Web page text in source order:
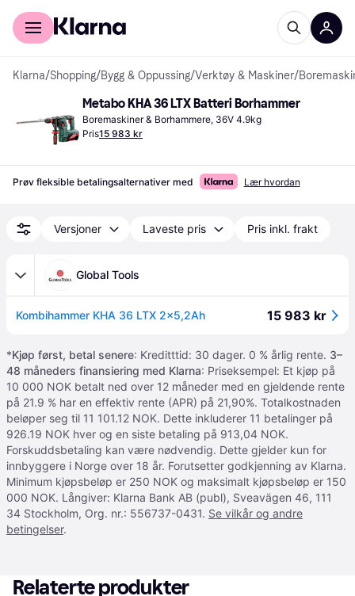
For kunder
Klarna/Shopping/Bygg & Oppussing/Verktøy & Maskiner/
Metabo KHA 36 LTX Batteri Borhammer
Boremaskiner & Borhammere, 36V 4.9kg
Pris15 983 kr
Prøv fleksible betalingsalternativer med Lær hvordan
Versjoner Laveste pris Pris inkl. frakt
Global Tools
Kombihammer KHA 36 LTX 2×5,2Ah 15 983 kr
*Kjøp først, betal senere: Kreditttid: 30 dager. 0 % årlig rente. 3–
48 måneders finansiering med Klarna: Priseksempel: Et kjøp på
10 000 NOK betalt ned over 12 måneder med en gjeldende rente
på 21.9 % har en effektiv rente (APR) på 21,90%. Totalkostnaden
beløper seg til 11 101.12 NOK. Dette inkluderer 11 betalinger på
926.19 NOK hver og en siste betaling på 913,04 NOK.
Forskuddsbetaling kan være nødvendig. Dette gjelder kun for
innbyggere i Norge over 18 år. Forutsetter godkjenning av Klarna.
Minimum kjøpsbeløp er 250 NOK og maksimalt kjøpsbeløp er 150
000 NOK. Långiver: Klarna Bank AB (publ), Sveavägen 46, 111
34 Stockholm, Org. nr.: 556737-0431. Se vilkår og andre
betingelser.
Relaterte produkter